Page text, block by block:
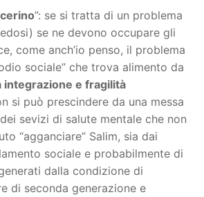
”: se si tratta di un problema
se ne devono occupare gli
come anch’io penso, il problema
sociale” che trova alimento da
integrazione e fragilità
si può prescindere da una messa
sevizi di salute mentale che non
“agganciare” Salim, sia dai
sociale e probabilmente di
dalla condizione di
di seconda generazione e